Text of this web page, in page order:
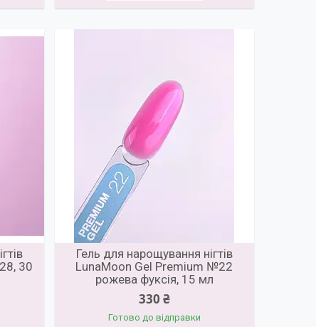
30
Гель для нарощування нігтів
LunaMoon Gel Premium №22
рожева фуксія, 15 мл
330 ₴
Готово до відправки